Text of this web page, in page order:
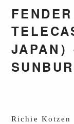
JAPAN
Richie Kotzen